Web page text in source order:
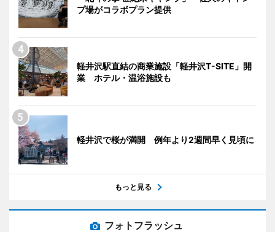
プ場がコラボプラン提供
軽井沢駅直結の商業施設「軽井沢T-SITE」開
業 ホテル・温浴施設も
軽井沢で桜が満開 例年より2週間早く見頃に
もっと見る
フォトフラッシュ